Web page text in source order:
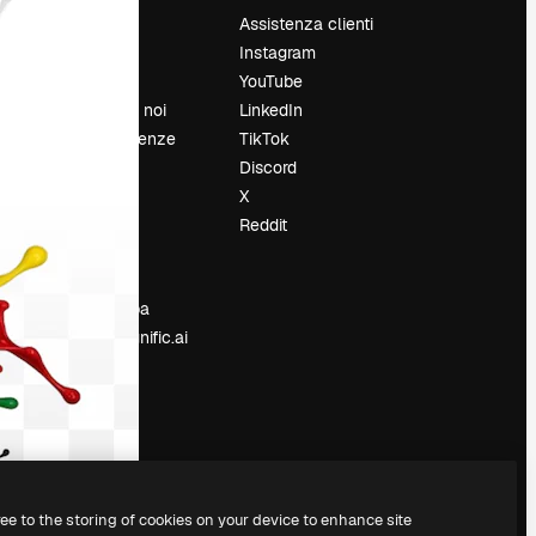
Lavora con noi
Cerca tendenze
Sala stampa
Cerchi magnific.ai
Assistenza clienti
Instagram
YouTube
LinkedIn
TikTok
Discord
X
Reddit
to the storing of cookies on your device to enhance site